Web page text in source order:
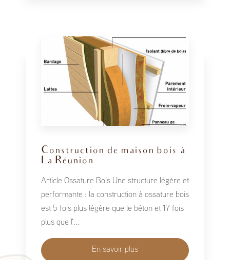
Construction de maison bois à
La Réunion
Article Ossature Bois Une structure légère et
performante : la construction à ossature bois
est 5 fois plus légère que le béton et 17 fois
plus que l'...
En savoir plus